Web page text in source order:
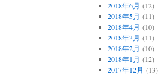
2018年6月 (12)
2018年5月 (11)
2018年4月 (10)
2018年3月 (11)
2018年2月 (10)
2018年1月 (12)
2017年12月 (13)